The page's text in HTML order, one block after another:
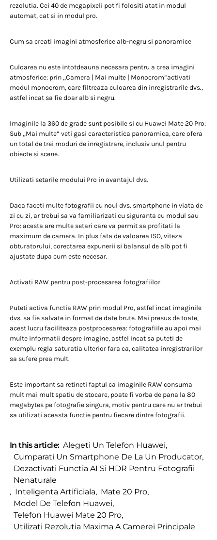
rezolutia. Cei 40 de megapixeli pot fi folositi atat in modul
automat, cat si in modul pro.
Cum sa creati imagini atmosferice alb-negru si panoramice
Culoarea nu este intotdeauna necesara pentru a crea imagini
atmosferice: prin „Camera | Mai multe | Monocrom”activati
modul monocrom, care filtreaza culoarea din inregistrarile dvs.,
astfel incat sa fie doar alb si negru.
Imaginile la 360 de grade sunt posibile si cu Huawei Mate 20 Pro:
Sub „Mai multe” veti gasi caracteristica panoramica, care ofera
un total de trei moduri de inregistrare, inclusiv unul pentru
obiecte si scene.
Utilizati setarile modului Pro in avantajul dvs.
Daca faceti multe fotografii cu noul dvs. smartphone in viata de
zi cu zi, ar trebui sa va familiarizati cu siguranta cu modul sau
Pro: acesta are multe setari care va permit sa profitati la
maximum de camera. In plus fata de valoarea ISO, viteza
obturatorului, corectarea expunerii si balansul de alb pot fi
ajustate dupa cum este necesar.
Activati RAW pentru post-procesarea fotografiilor
Puteti activa functia RAW prin modul Pro, astfel incat imaginile
dvs. sa fie salvate in format de date brute. Mai presus de toate,
acest lucru faciliteaza postprocesarea: fotografiile au apoi mai
multe informatii despre imagine, astfel incat sa puteti de
exemplu regla saturatia ulterior fara ca, calitatea inregistrarilor
sa sufere prea mult.
Este important sa retineti faptul ca imaginile RAW consuma
mult mai mult spatiu de stocare, poate fi vorba de pana la 80
megabytes pe fotografie singura, motiv pentru care nu ar trebui
sa utilizati aceasta functie pentru fiecare dintre fotografii.
In this article: Alegeti Un Telefon Huawei,
Cumparati Un Smartphone De La Un Producator,
Dezactivati Functia AI Si HDR Pentru Fotografii
Nenaturale
, Inteligenta Artificiala, Mate 20 Pro,
Model De Telefon Huawei,
Telefon Huawei Mate 20 Pro,
Utilizati Rezolutia Maxima A Camerei Principale